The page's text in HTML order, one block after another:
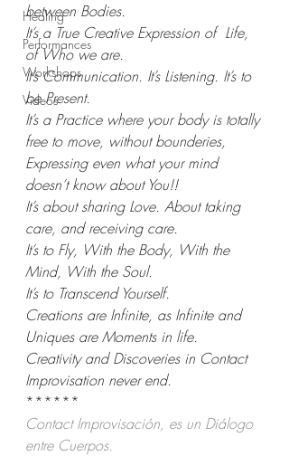
Healing
Performances
Workshops
Videos
between Bodies.
It’s a True Creative Expression of  Life,
of Who we are.
It’s Communication. It’s Listening. It’s to
be Present.
It’s a Practice where your body is totally
free to move, without bounderies,
Expressing even what your mind
doesn’t know about You!!
It’s about sharing Love. About taking
care, and receiving care.
It’s to Fly, With the Body, With the
Mind, With the Soul.
It’s to Transcend Yourself.
Creations are Infinite, as Infinite and
Uniques are Moments in life.
Creativity and Discoveries in Contact
Improvisation never end.
******
Contact Improvisación, es un Diálogo
entre Cuerpos.